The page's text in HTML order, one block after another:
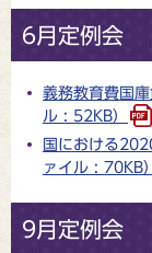
6月定例会
義務教育費国
ル : 52KB）
国における
ァイル : 70KB）
9月定例会